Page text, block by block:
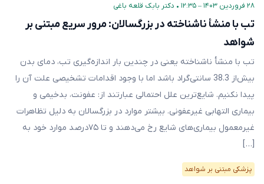
۲۸ فروردین ۱۴۰۳ – ۱۲:۳۵ • دکتر بابک قلعه‌ باغی
تب با منشأ ناشناخته در بزرگسالان: مرور سریع مبتنی بر
شواهد
تب با منشأ ناشناخته یعنی در چندین بار اندازه‌گیری تب، دمای بدن
بیش‌از 38.3 سانتی‌گراد باشد اما با‌ وجود اقدامات تشخیصی علت آن را
پیدا نکنیم. شایع‌ترین علل احتمالی عبارتند از: عفونت، بدخیمی و
بیماری التهابی غیرعفونی. بیشتر موارد در بزرگسالان به دلیل تظاهرات
غیرمعمول بیماری‌های شایع رخ می‌دهند و تا ۷۵درصد موارد خود به
[…]
پزشکی مبتنی بر شواهد